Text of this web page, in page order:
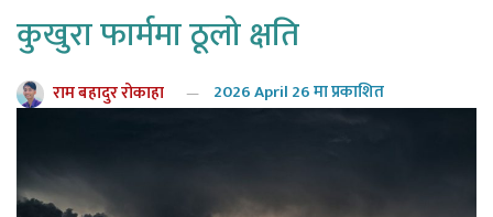
कुखुरा फार्ममा ठूलो क्षति
राम बहादुर रोकाहा 2026 April 26 मा प्रकाशित